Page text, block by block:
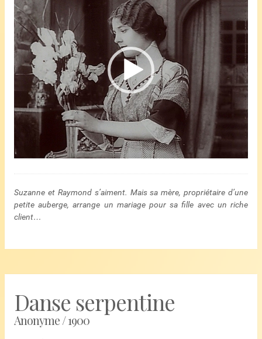
Suzanne et Raymond s’aiment. Mais sa mère, propriétaire d’une
petite auberge, arrange un mariage pour sa fille avec un riche
client…
Danse serpentine
Anonyme / 1900